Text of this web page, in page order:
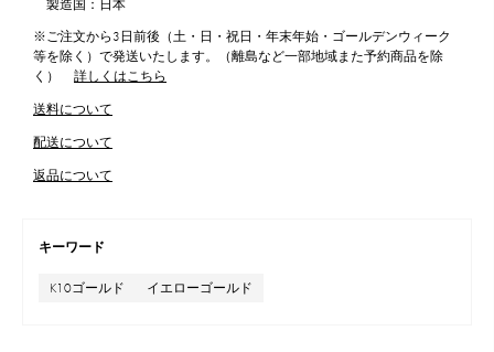
製造国：日本
※ご注文から3日前後（土・日・祝日・年末年始・ゴールデンウィーク
等を除く）で発送いたします。（離島など一部地域また予約商品を除
く）
詳しくはこちら
送料について
配送について
返品について
キーワード
K10ゴールド イエローゴールド